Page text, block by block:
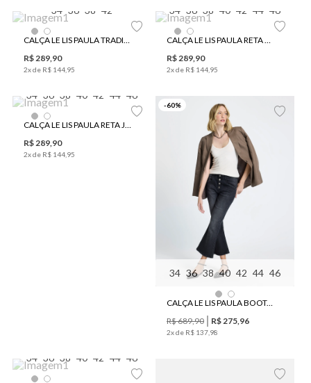
34 36 38 42
CALÇA LE LIS PAULA TRADICIONAL ESCURA JEANS FEMININA
R$289,90
2x de R$ 144 95
34 36 38 40 42 44 46
CALÇA LE LIS PAULA RETA BLACK JEANS FEMININA
R$289,90
2x de R$ 144 95
34 36 38 40 42 44 46
CALÇA LE LIS PAULA RETA JEANS FEMININA
R$289,90
2x de R$ 144 95
-60%
34 36 38 40 42 44 46
CALÇA LE LIS PAULA BOOTCUT DARK JEANS FEMININA
R$689,90 R$ 275 96
2x de R$ 137 98
34 36 38 40 42 44 46